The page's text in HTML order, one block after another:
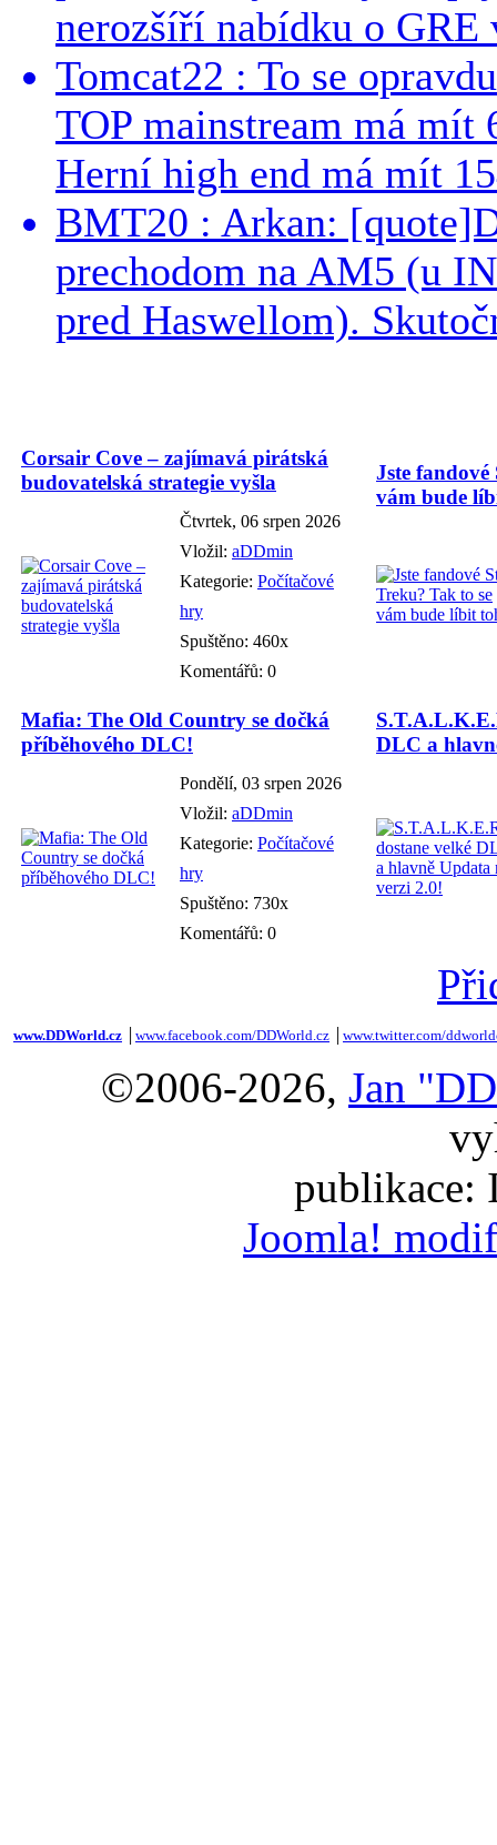
nerozšíří nabídku o GRE
Tomcat22 : To se
TOP mainstream má
Herní high end má mít
BMT20 : Arkan:
prechodom na AM5 (u
pred Haswellom).
Corsair Cove – zajímavá pirátská
budovatelská strategie vyšla
Čtvrtek, 06 srpen 2026
Vložil: aDDmin
Kategorie: Počítačové
hry
Spuštěno: 460x
Komentářů: 0
Jste
vám bude
Mafia: The Old Country se dočká
příběhového DLC!
Pondělí, 03 srpen 2026
Vložil: aDDmin
Kategorie: Počítačové
hry
Spuštěno: 730x
Komentářů: 0
DLC a
www.DDWorld.cz www.facebook.com/DDWorld.cz www.twitter.com/
©2006-2026, Jan
publikace:
Joomla!